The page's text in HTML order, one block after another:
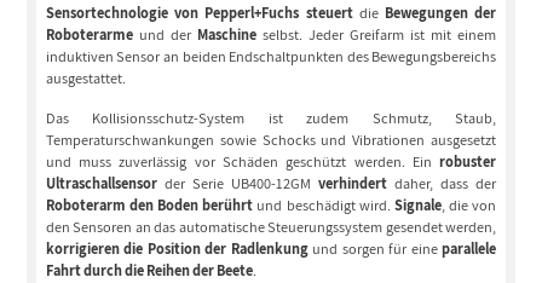
Sensortechnologie von Pepperl+Fuchs steuertdie Bewegungen der
Roboterarmeund der Maschineselbst. Jeder Greifarm ist mit einem
induktiven Sensor an beiden Endschaltpunkten des Bewegungsbereichs
ausgestattet.
Das Kollisionsschutz-System ist zudem Schmutz, Staub,
Temperaturschwankungen sowie Schocks und Vibrationen ausgesetzt
und muss zuverlässig vor Schäden geschützt werden. Einrobuster
Ultraschallsensorder Serie UB400-12GMverhindert daher, dass der
Roboterarm den Boden berührt und beschädigt wird. Signale, die von
den Sensoren an das automatische Steuerungssystem gesendet werden,
korrigieren die Position der Radlenkungund sorgen für eineparallele
Fahrt durch die Reihen der Beete.